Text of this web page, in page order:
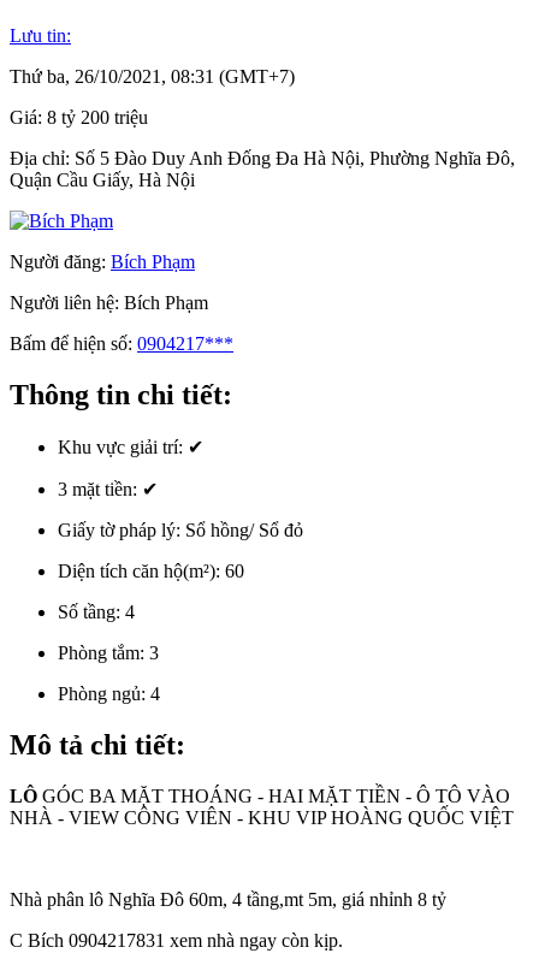
Lưu tin:
Thứ ba, 26/10/2021, 08:31 (GMT+7)
Giá: 8 tỷ 200 triệu
Địa chỉ: Số 5 Đào Duy Anh Đống Đa Hà Nội, Phường Nghĩa Đô,
Quận Cầu Giấy, Hà Nội
Người đăng: Bích Phạm
Người liên hệ: Bích Phạm
Bấm để hiện số: 0904217***
Thông tin chi tiết:
Khu vực giải trí: ✔
3 mặt tiền: ✔
Giấy tờ pháp lý: Sổ hồng/ Sổ đỏ
Diện tích căn hộ(m²): 60
Số tầng: 4
Phòng tắm: 3
Phòng ngủ: 4
Mô tả chi tiết:
LÔ GÓC BA MẶT THOÁNG - HAI MẶT TIỀN - Ô TÔ VÀO
NHÀ - VIEW CÔNG VIÊN - KHU VIP HOÀNG QUỐC VIỆT
Nhà phân lô Nghĩa Đô 60m, 4 tầng,mt 5m, giá nhỉnh 8 tỷ
C Bích 0904217831 xem nhà ngay còn kịp.